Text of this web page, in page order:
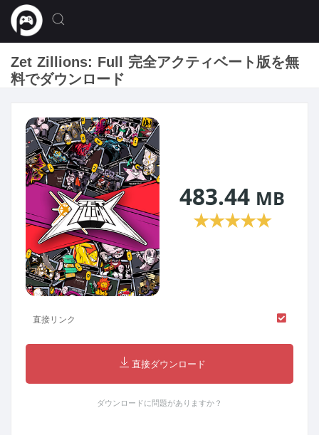
Zet Zillions: Full 完全アクティベート版を無
料でダウンロード
483.44 MB
★★★★★
直接リンク
直接ダウンロード
ダウンロードに問題がありますか？